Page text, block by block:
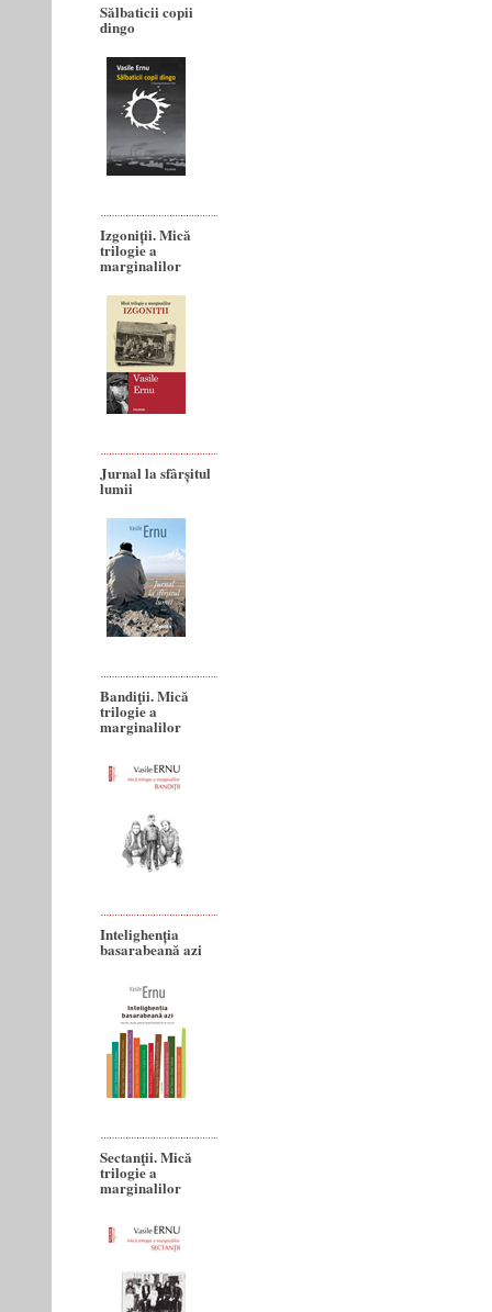
Sălbaticii copii
dingo
Izgoniții. Mică
trilogie a
marginalilor
Jurnal la sfârșitul
lumii
Bandiţii. Mică
trilogie a
marginalilor
Intelighenția
basarabeană azi
Sectanţii. Mică
trilogie a
marginalilor